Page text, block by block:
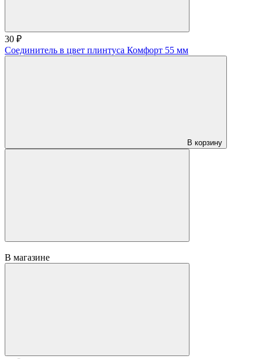
30 ₽
Соединитель в цвет плинтуса Комфорт 55 мм
В корзину
В магазине